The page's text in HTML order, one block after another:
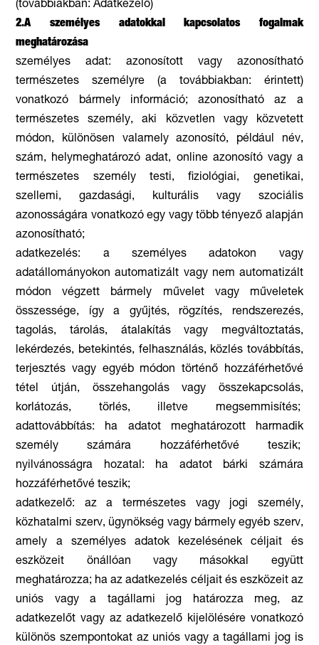
(továbbiakban: Adatkezelő)
2.A személyes adatokkal kapcsolatos fogalmak
meghatározása
személyes adat: azonosított vagy azonosítható
természetes személyre (a továbbiakban: érintett)
vonatkozó bármely információ; azonosítható az a
természetes személy, aki közvetlen vagy közvetett
módon, különösen valamely azonosító, például név,
szám, helymeghatározó adat, online azonosító vagy a
természetes személy testi, fiziológiai, genetikai,
szellemi, gazdasági, kulturális vagy szociális
azonosságára vonatkozó egy vagy több tényező alapján
azonosítható;
adatkezelés: a személyes adatokon vagy
adatállományokon automatizált vagy nem automatizált
módon végzett bármely művelet vagy műveletek
összessége, így a gyűjtés, rögzítés, rendszerezés,
tagolás, tárolás, átalakítás vagy megváltoztatás,
lekérdezés, betekintés, felhasználás, közlés továbbítás,
terjesztés vagy egyéb módon történő hozzáférhetővé
tétel útján, összehangolás vagy összekapcsolás,
korlátozás, törlés, illetve megsemmisítés;
adattovábbítás: ha adatot meghatározott harmadik
személy számára hozzáférhetővé teszik;
nyilvánosságra hozatal: ha adatot bárki számára
hozzáférhetővé teszik;
adatkezelő: az a természetes vagy jogi személy,
közhatalmi szerv, ügynökség vagy bármely egyéb szerv,
amely a személyes adatok kezelésének céljait és
eszközeit önállóan vagy másokkal együtt
meghatározza; ha az adatkezelés céljait és eszközeit az
uniós vagy a tagállami jog határozza meg, az
adatkezelőt vagy az adatkezelő kijelölésére vonatkozó
különös szempontokat az uniós vagy a tagállami jog is